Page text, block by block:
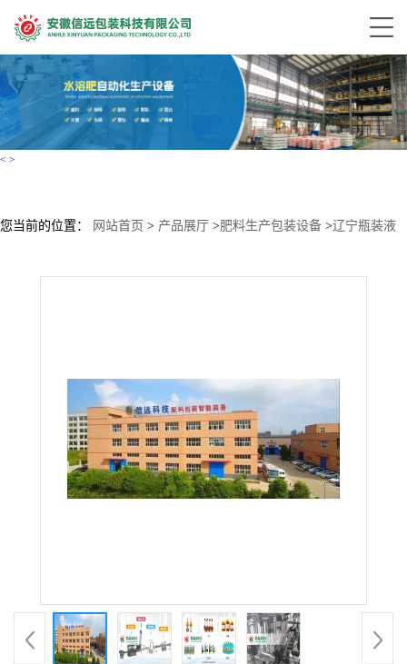
< >
您当前的位置： 网站首页 > 产品展厅 >肥料生产包装设备 >辽宁瓶装液